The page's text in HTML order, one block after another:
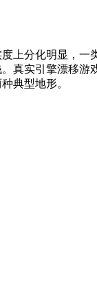
上分化明显，一
真实引擎漂移游
典型地形。